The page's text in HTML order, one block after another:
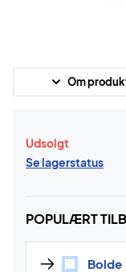
Om
Udsolgt
Se lagerstatus
POPULÆRT
Bolde